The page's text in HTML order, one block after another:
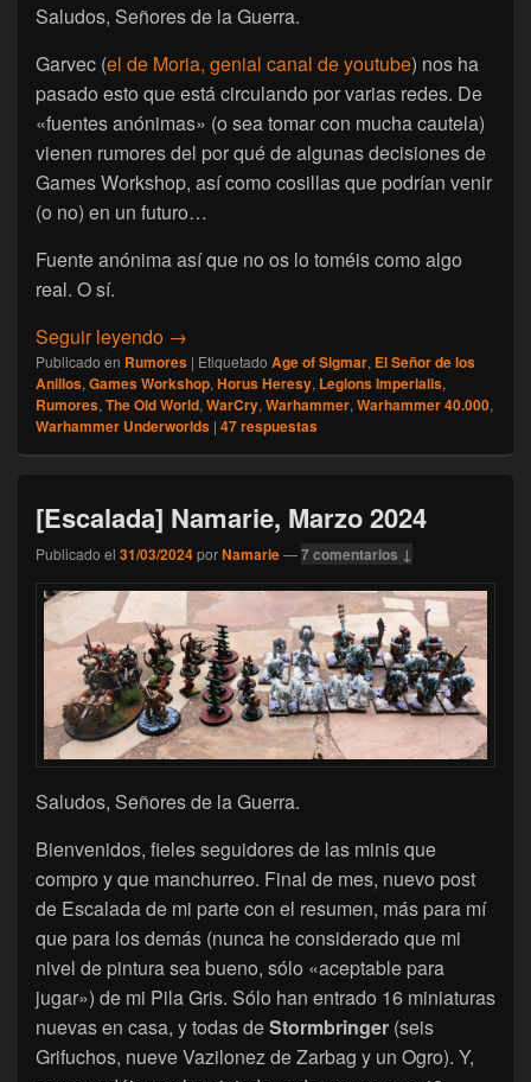
Saludos, Señores de la Guerra.
Garvec (el de Moria, genial canal de youtube) nos ha
pasado esto que está circulando por varias redes. De
«fuentes anónimas» (o sea tomar con mucha cautela)
vienen rumores del por qué de algunas decisiones de
Games Workshop, así como cosillas que podrían venir
(o no) en un futuro…
Fuente anónima así que no os lo toméis como algo
real. O sí.
Seguir leyendo [Rumores] Tomatehammer del bueno: el
→
Publicado en Rumores | Etiquetado Age of Sigmar, El Señor de los
Anillos, Games Workshop, Horus Heresy, Legions Imperialis,
Rumores, The Old World, WarCry, Warhammer, Warhammer 40.000,
Warhammer Underworlds | 47respuestas
[Escalada] Namarie, Marzo 2024
Publicado el 31/03/2024porNamarie—7 comentarios ↓
Saludos, Señores de la Guerra.
Bienvenidos, fieles seguidores de las minis que
compro y que manchurreo. Final de mes, nuevo post
de Escalada de mi parte con el resumen, más para mí
que para los demás (nunca he considerado que mi
nivel de pintura sea bueno, sólo «aceptable para
jugar») de mi Pila Gris. Sólo han entrado 16 miniaturas
nuevas en casa, y todas deStormbringer (seis
Grifuchos, nueve Vazilonez de Zarbag y un Ogro). Y,